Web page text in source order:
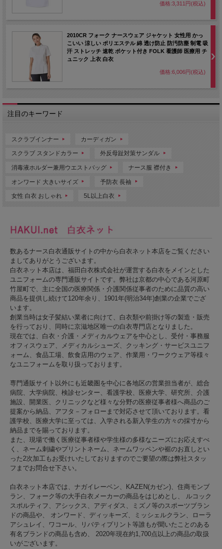
価格:3,311円(税込)
2010CR フォーク ナースウェア ジャケット 女性用 かっ
こいい 涼しい ポリエステル 綿 透け防止 防汚防塵 制電 吸
汗 ストレッチ 速乾 ポケット付き FOLK 看護師 医療用 チ
ュニック 上衣 白衣
価格:6,006円(税込)
注目のキーワード
スクラブインナー カーディガン
スクラブ スタンドカラー 外反母趾対策サンダル
消毒液ホルダー兼用ウエストバッグ ナース服 襟付き
オンワード 大きいサイズ 予防衣 長袖
女性 白衣 おしゃれ 5L以上白衣
数あるナース白衣通販サイトの中から白衣ネット本店をご覧ください
ましてありがとうございます。
白衣ネット本店は、福田白衣株式会社が運営する白衣をメインとした
ユニフォームの専門通販サイトです。弊社は京都の中心である河原町
竹屋町で、主に全国の医療関係・介護関係従事者のために品質の高い
商品を提供し続けて120年余り、1901年(明治34年)創業の企業でござ
います。
創業当時は女子髪結い業者に向けて、白衣類や前掛け等の製造・販売
を行っており、同時に京滋地区唯一の白衣専門店となりました。
現在では、白衣・介護・メディカルウェアを中心とし、受付・事務服
オフィスウェア、メディカルシューズ、クッキング・サービスユニフ
ォーム、食品工場、飲食店用のウェア、作業用・ワークウェア等様々
なユニフォームを取り扱っております。
専門通販サイト以外にも近畿圏を中心に各地区の営業担当者が、総合
病院、大学病院、検診センター、看護学校、医療大学、研究所、介護
施設、開業医、クリニックなど様々な分野の医療従事者様へ商品のご
提案から納品、アフタ－フォローまで対応させて頂いております。看
護学校、医療大学に至っては、入学される新入学生の方々の採寸から
納品までを賜っております。
また、現場で働く医療従事者様や学生様の多様なニーズにお応えすべ
く、ネーム刺繍やプリントネーム、ネームワッペンや裾のお直しとい
った2次加工もお受けいたしておりますのでご要望の際は弊社スタッ
フまでお問合せ下さい。
白衣ネット本店では、ナガイレーベン、KAZEN(カゼン)、住商モンブ
ラン、フォーク等の大手白衣メーカーの商品をはじめとし、 ルコック
スポルティフ、アシックス、アディダス、ミズノ等のスポーツブラン
ドの商品や、 オンワード、ディッキーズ、ミッシェルクラン、ローラ
アシュレイ、ワコール、リバティプリント等誰もが聞いたことのある
有名ブランドの商品も含め、 2020年現在約1,700点以上の商品の取扱
いがございます。